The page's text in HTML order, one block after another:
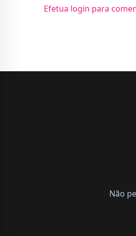
Efetua login para
Não